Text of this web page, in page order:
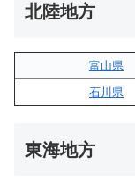
北陸地方
富山県
石川県
東海地方